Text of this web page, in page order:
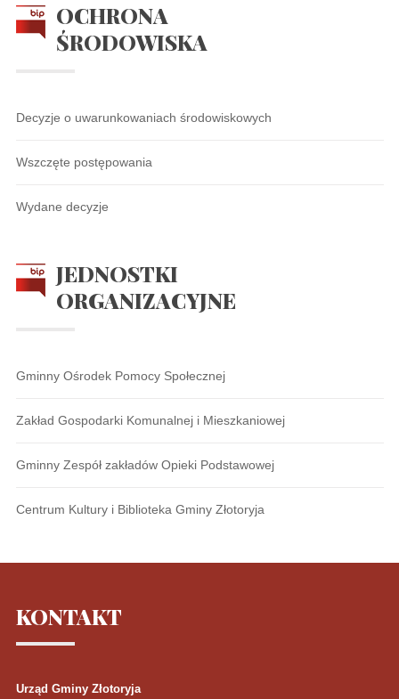
OCHRONA
ŚRODOWISKA
Decyzje o uwarunkowaniach środowiskowych
Wszczęte postępowania
Wydane decyzje
JEDNOSTKI
ORGANIZACYJNE
Gminny Ośrodek Pomocy Społecznej
Zakład Gospodarki Komunalnej i Mieszkaniowej
Gminny Zespół zakładów Opieki Podstawowej
Centrum Kultury i Biblioteka Gminy Złotoryja
KONTAKT
Urząd Gminy Złotoryja